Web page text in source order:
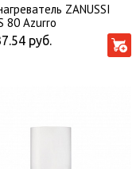
ZANUSSI
80 Azurro
руб.